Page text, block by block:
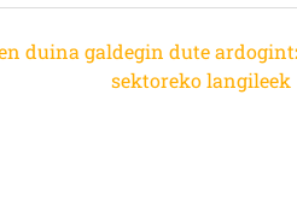
duina galdegin dute
sektoreko langileek